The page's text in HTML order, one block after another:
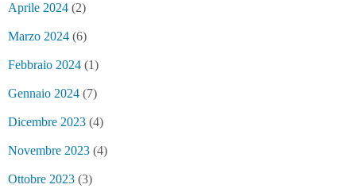
Aprile 2024 (2)
Marzo 2024 (6)
Febbraio 2024 (1)
Gennaio 2024 (7)
Dicembre 2023 (4)
Novembre 2023 (4)
Ottobre 2023 (3)